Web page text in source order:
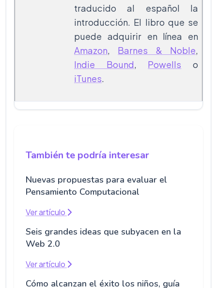
traducido al español la
introducción. El libro que se
puede adquirir en línea en
Amazon, Barnes & Noble,
Indie Bound, Powells o
iTunes.
También te podría interesar
Nuevas propuestas para evaluar el
Pensamiento Computacional
Ver artículo
Seis grandes ideas que subyacen en la
Web 2.0
Ver artículo
Cómo alcanzan el éxito los niños, guía